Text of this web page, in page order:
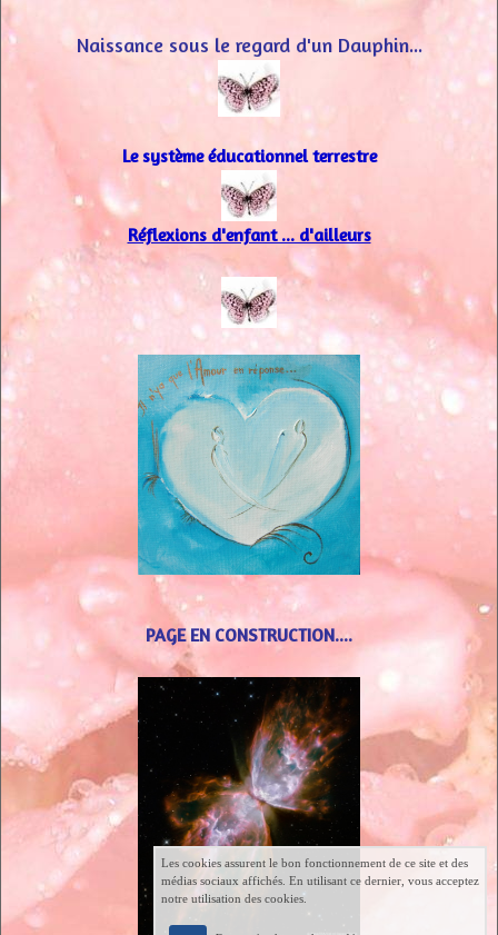
Naissance sous le regard d'un Dauphin...
Le système éducationnel terrestre
Réflexions d'enfant ... d'ailleurs
PAGE EN CONSTRUCTION....
Les cookies assurent le bon fonctionnement de ce site et des
médias sociaux affichés. En utilisant ce dernier, vous acceptez
notre utilisation des cookies.